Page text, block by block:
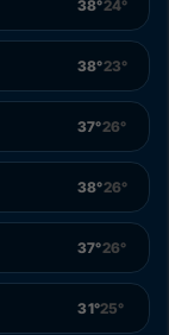
38°24°
38°23°
37°26°
38°26°
37°26°
31°25°